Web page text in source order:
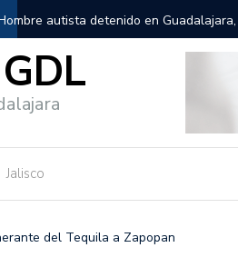
gigantes recorrerán las calles
Jalisco
del Tequila a Zapopan